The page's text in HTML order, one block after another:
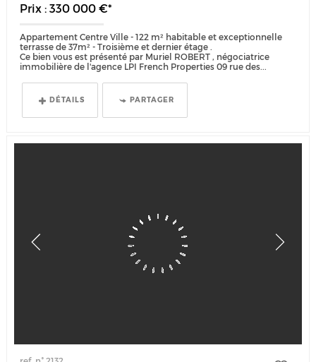
Prix : 330 000 €*
Appartement Centre Ville - 122 m² habitable et exceptionnelle
terrasse de 37m² - Troisième et dernier étage .
Ce bien vous est présenté par Muriel ROBERT , négociatrice
immobilière de l'agence LPI French Properties 09 rue des...
DÉTAILS PARTAGER